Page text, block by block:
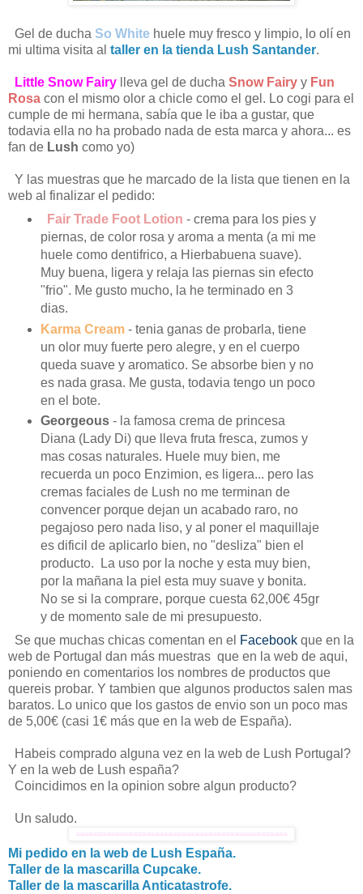
Gel de ducha So White huele muy fresco y limpio, lo olí en
mi ultima visita al taller en la tienda Lush Santander.
Little Snow Fairy lleva gel de ducha Snow Fairy y Fun
Rosa con el mismo olor a chicle como el gel. Lo cogi para el
cumple de mi hermana, sabía que le iba a gustar, que
todavia ella no ha probado nada de esta marca y ahora... es
fan de Lush como yo)
Y las muestras que he marcado de la lista que tienen en la
web al finalizar el pedido:
Fair Trade Foot Lotion - crema para los pies y
piernas, de color rosa y aroma a menta (a mi me
huele como dentifrico, a Hierbabuena suave).
Muy buena, ligera y relaja las piernas sin efecto
"frio". Me gusto mucho, la he terminado en 3
dias.
Karma Cream- tenia ganas de probarla, tiene
un olor muy fuerte pero alegre, y en el cuerpo
queda suave y aromatico. Se absorbe bien y no
es nada grasa. Me gusta, todavia tengo un poco
en el bote.
Georgeous- la famosa crema de princesa
Diana (Lady Di) que lleva fruta fresca, zumos y
mas cosas naturales. Huele muy bien, me
recuerda un poco Enzimion, es ligera... pero las
cremas faciales de Lush no me terminan de
convencer porque dejan un acabado raro, no
pegajoso pero nada liso, y al poner el maquillaje
es dificil de aplicarlo bien, no "desliza" bien el
producto. La uso por la noche y esta muy bien,
por la mañana la piel esta muy suave y bonita.
No se si la comprare, porque cuesta 62,00€ 45gr
y de momento sale de mi presupuesto.
Se que muchas chicas comentan en el Facebook que en la
web de Portugal dan más muestras que en la web de aqui,
poniendo en comentarios los nombres de productos que
quereis probar. Y tambien que algunos productos salen mas
baratos. Lo unico que los gastos de envio son un poco mas
de 5,00€ (casi 1€ más que en la web de España).
Habeis comprado alguna vez en la web de Lush Portugal?
Y en la web de Lush españa?
Coincidimos en la opinion sobre algun producto?
Un saludo.
Mi pedido en la web de Lush España.
Taller de la mascarilla Cupcake.
Taller de la mascarilla Anticatastrofe.